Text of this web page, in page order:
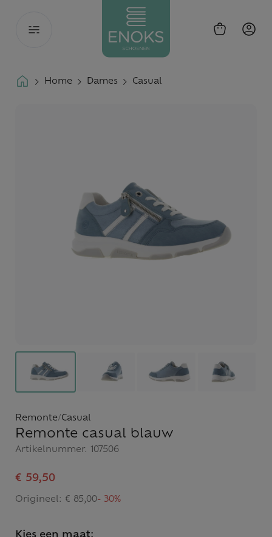
Toggle
Home Dames Casual
Remonte/Casual
Remonte casual blauw
Artikelnummer. 107506
€ 59,50
Origineel: € 85,00- 30%
Kies een maat: